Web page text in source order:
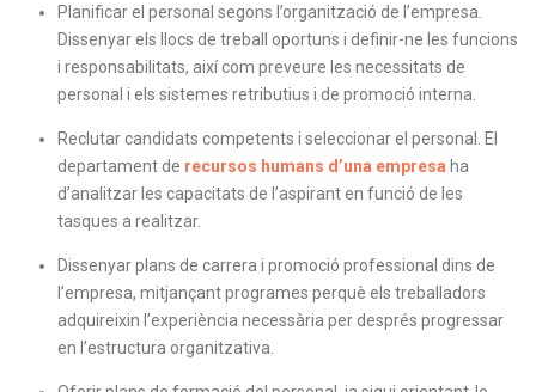
Planificar el personal segons l’organització de l’empresa.
Dissenyar els llocs de treball oportuns i definir-ne les funcions
i responsabilitats, així com preveure les necessitats de
personal i els sistemes retributius i de promoció interna.
Reclutar candidats competents i seleccionar el personal. El
departament de recursos humans d’una empresa ha
d’analitzar les capacitats de l’aspirant en funció de les
tasques a realitzar.
Dissenyar plans de carrera i promoció professional dins de
l’empresa, mitjançant programes perquè els treballadors
adquireixin l’experiència necessària per després progressar
en l’estructura organitzativa.